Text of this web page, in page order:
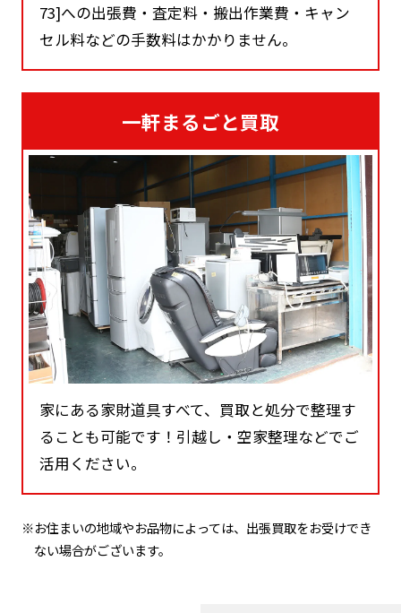
73]への出張費・査定料・搬出作業費・キャン
セル料などの手数料はかかりません。
一軒まるごと買取
家にある家財道具すべて、買取と処分で整理す
ることも可能です！引越し・空家整理などでご
活用ください。
※お住まいの地域やお品物によっては、出張買取をお受けでき
ない場合がございます。